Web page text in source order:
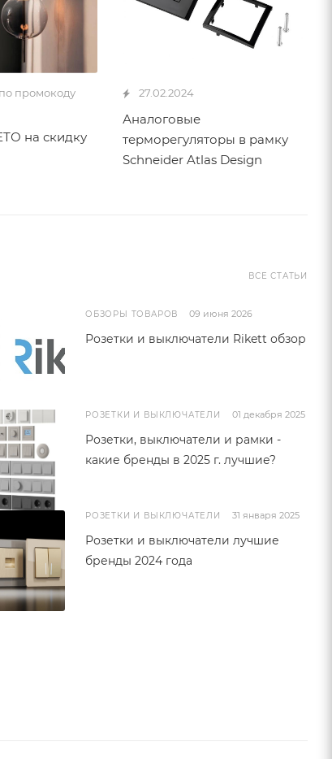
промокоду
на скидку
27.02.2024
Аналоговые
терморегуляторы в рамку
Schneider Atlas Design
ВСЕ СТАТЬИ
ОБЗОРЫ ТОВАРОВ 09 июня 2026
Розетки и выключатели Rikett обзор
РОЗЕТКИ И ВЫКЛЮЧАТЕЛИ 01 декабря 2025
Розетки, выключатели и рамки -
какие бренды в 2025 г. лучшие?
РОЗЕТКИ И ВЫКЛЮЧАТЕЛИ 31 января 2025
Розетки и выключатели лучшие
бренды 2024 года